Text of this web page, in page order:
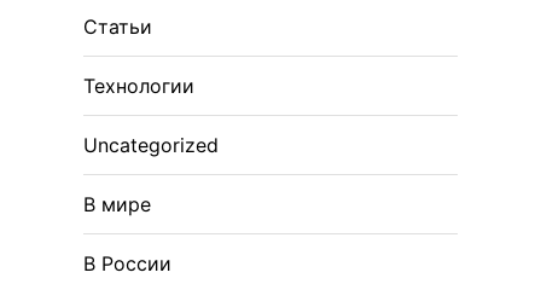
Статьи
Технологии
Uncategorized
В мире
В России